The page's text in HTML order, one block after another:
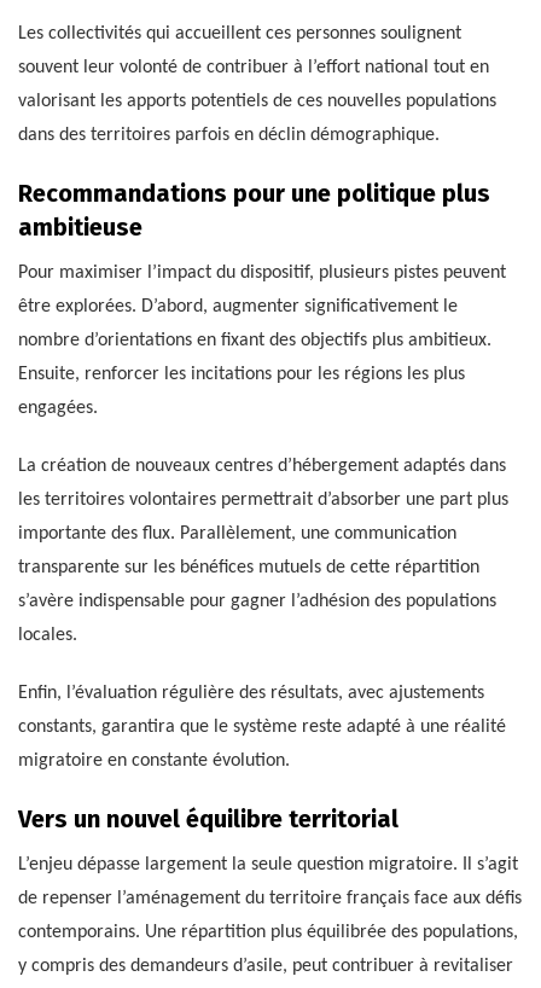
Les collectivités qui accueillent ces personnes soulignent
souvent leur volonté de contribuer à l’effort national tout en
valorisant les apports potentiels de ces nouvelles populations
dans des territoires parfois en déclin démographique.
Recommandations pour une politique plus
ambitieuse
Pour maximiser l’impact du dispositif, plusieurs pistes peuvent
être explorées. D’abord, augmenter significativement le
nombre d’orientations en fixant des objectifs plus ambitieux.
Ensuite, renforcer les incitations pour les régions les plus
engagées.
La création de nouveaux centres d’hébergement adaptés dans
les territoires volontaires permettrait d’absorber une part plus
importante des flux. Parallèlement, une communication
transparente sur les bénéfices mutuels de cette répartition
s’avère indispensable pour gagner l’adhésion des populations
locales.
Enfin, l’évaluation régulière des résultats, avec ajustements
constants, garantira que le système reste adapté à une réalité
migratoire en constante évolution.
Vers un nouvel équilibre territorial
L’enjeu dépasse largement la seule question migratoire. Il s’agit
de repenser l’aménagement du territoire français face aux défis
contemporains. Une répartition plus équilibrée des populations,
y compris des demandeurs d’asile, peut contribuer à revitaliser